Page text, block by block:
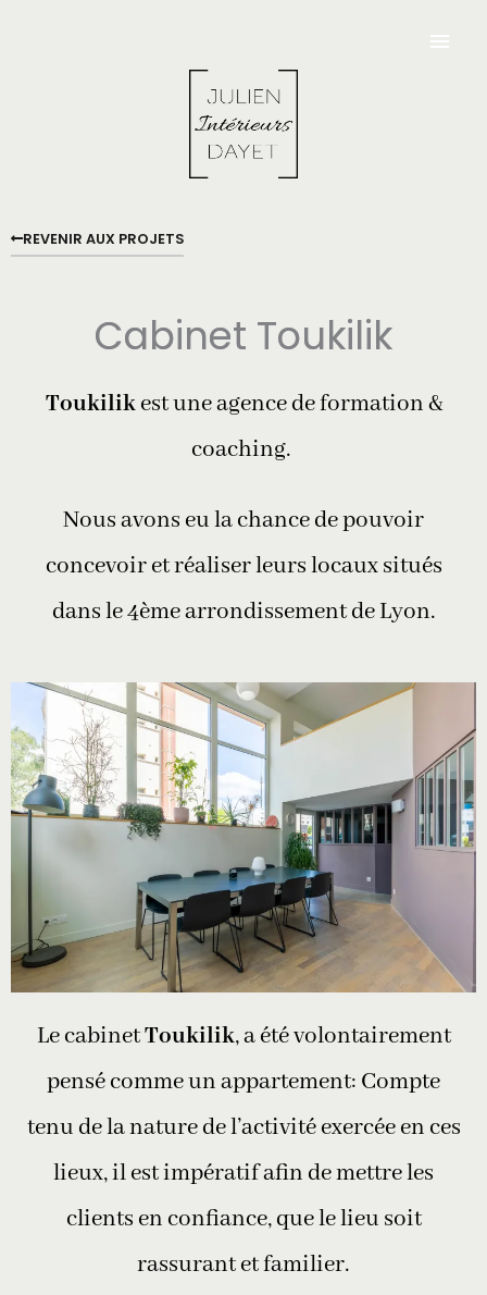
REVENIR AUX PROJETS
Cabinet Toukilik
Toukilikest une agence de formation &
coaching.
Nous avons eu la chance de pouvoir
concevoir et réaliser leurs locaux situés
dans le 4ème arrondissement de Lyon.
Le cabinetToukilik, a été volontairement
pensé comme un appartement: Compte
tenu de la nature de l’activité exercée en ces
lieux, il est impératif afin de mettre les
clients en confiance, que le lieu soit
rassurant et familier.